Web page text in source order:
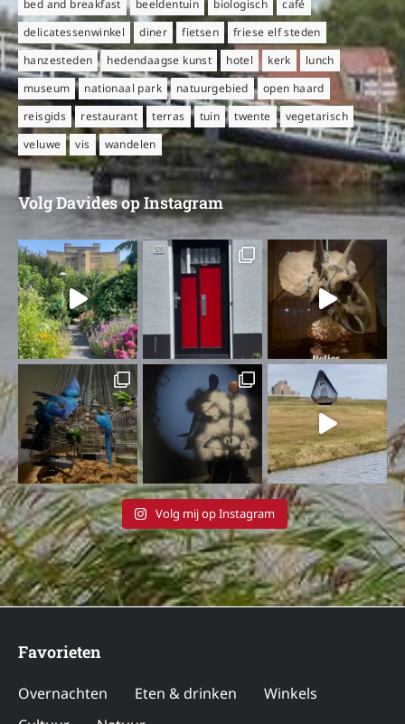
bed and breakfast
beeldentuin biologisch
café
delicatessenwinkel
diner fietsen
friese elf steden
hanzesteden
hedendaagse kunst hotel kerk
lunch
museum
nationaal park natuurgebied
open haard
reisgids
restaurant terras tuin twente
vegetarisch
veluwe
vis wandelen
Volg Davides op Instagram
Volg mij op Instagram
Favorieten
Overnachten Eten & drinken
Winkels